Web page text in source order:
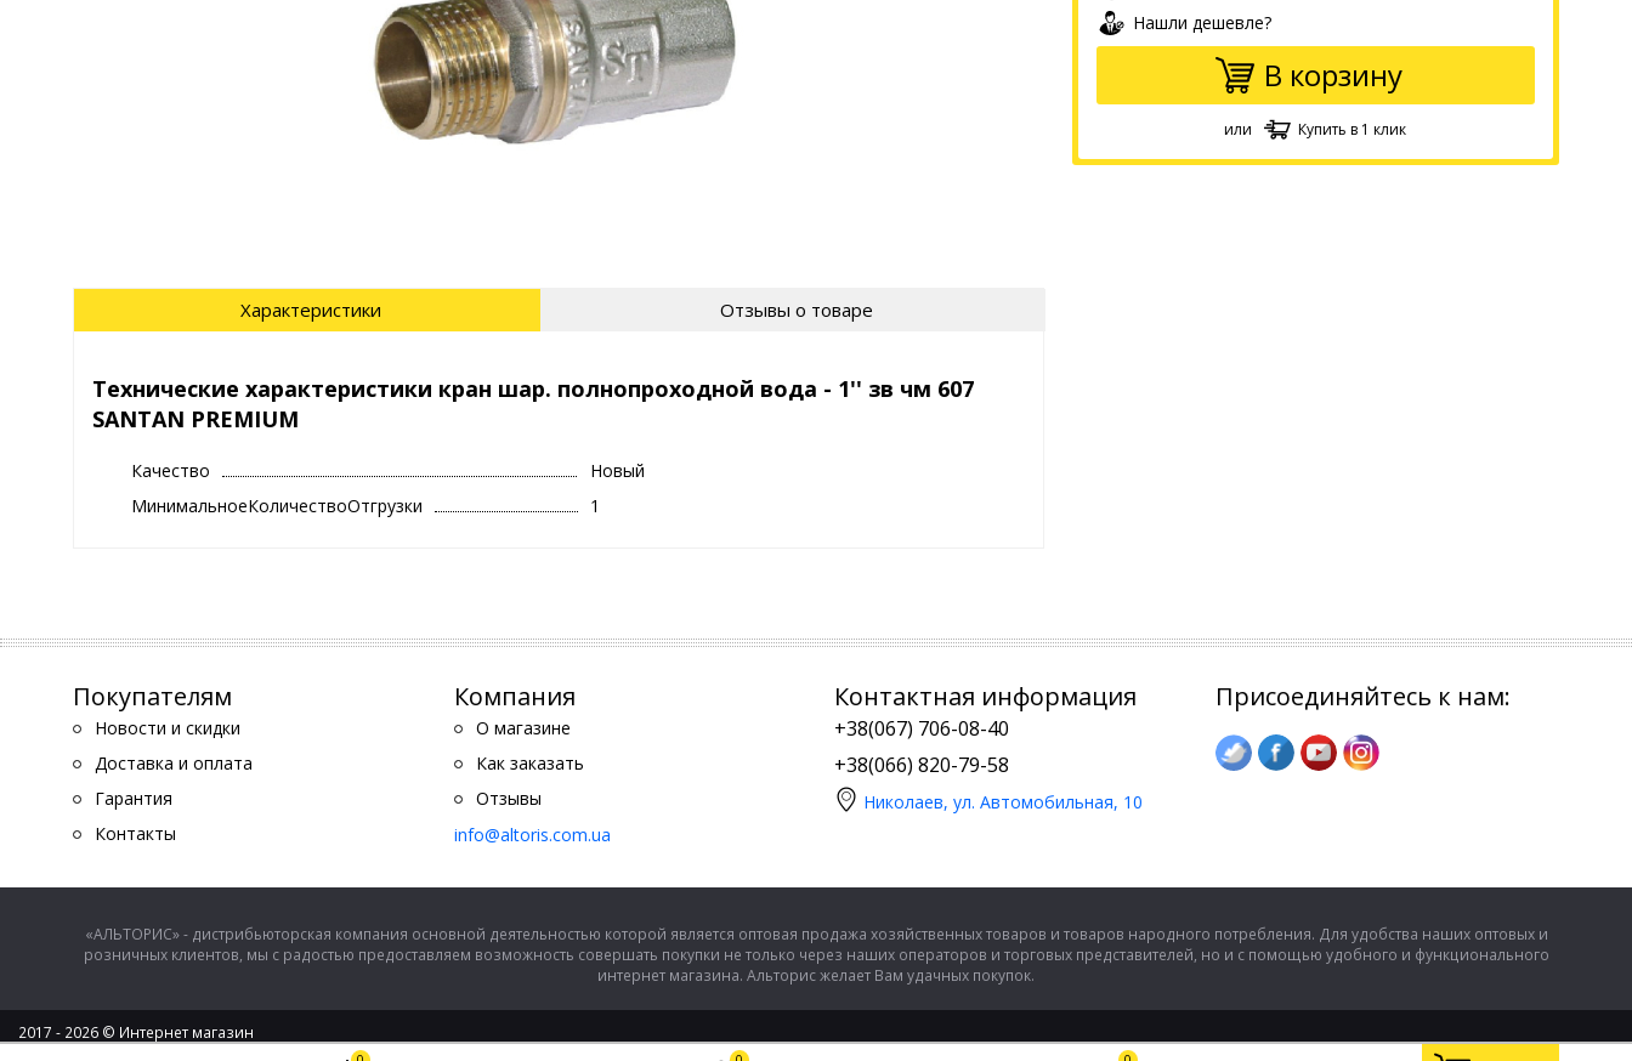
Нашли дешевле?
В корзину
или Купить в 1 клик
Характеристики Отзывы о товаре
Технические характеристики кран шар. полнопроходной вода - 1'' зв чм 607
SANTAN PREMIUM
Качество
Новый
МинимальноеКоличествоОтгрузки
1
Покупателям
Новости и скидки
Доставка и оплата
Гарантия
Контакты
Компания
О магазине
Как заказать
Отзывы
info@altoris.com.ua
Контактная информация
+38(067) 706-08-40
+38(066) 820-79-58
Николаев, ул. Автомобильная, 10
Присоединяйтесь к нам:
«АЛЬТОРИС» - дистрибьюторская компания основной деятельностью которой является оптовая продажа хозяйственных товаров и товаров народного потребления. Для удобства наших оптовых и
розничных клиентов, мы с радостью предоставляем возможность совершать покупки не только через наших операторов и торговых представителей, но и с помощью удобного и функционального
интернет магазина. Альторис желает Вам удачных покупок.
2017 - 2026 © Интернет магазин
ООО "Альторис" - хозяйственные товары и бытовая техника